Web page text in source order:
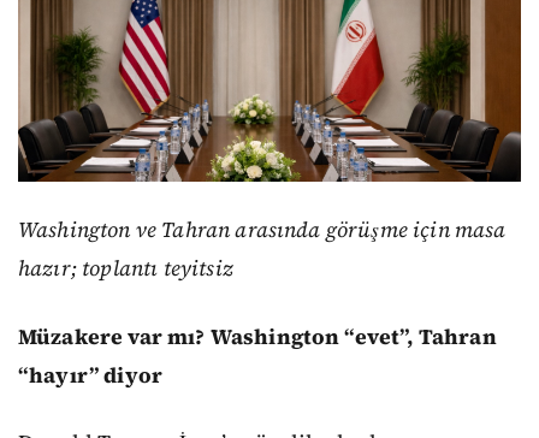
Washington ve Tahran arasında görüşme için masa
hazır; toplantı teyitsiz
Müzakere var mı? Washington “evet”, Tahran
“hayır” diyor